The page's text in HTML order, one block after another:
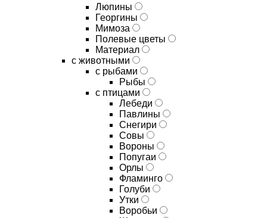
Люпины
Георгины
Мимоза
Полевые цветы
Материал
с животными
с рыбами
Рыбы
с птицами
Лебеди
Павлины
Снегири
Совы
Вороны
Попугаи
Орлы
Фламинго
Голуби
Утки
Воробьи